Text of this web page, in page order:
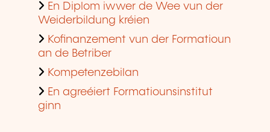
En Diplom iwwer de Wee vun der
Weiderbildung kréien
Kofinanzement vun der Formatioun
an de Betriber
Kompetenzebilan
En agreéiert Formatiounsinstitut
ginn